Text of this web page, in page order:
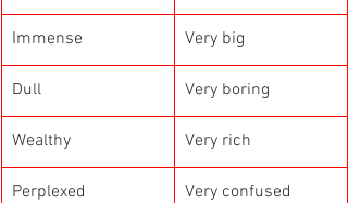
Immense Very big
Dull Very boring
Wealthy Very rich
Perplexed Very confused